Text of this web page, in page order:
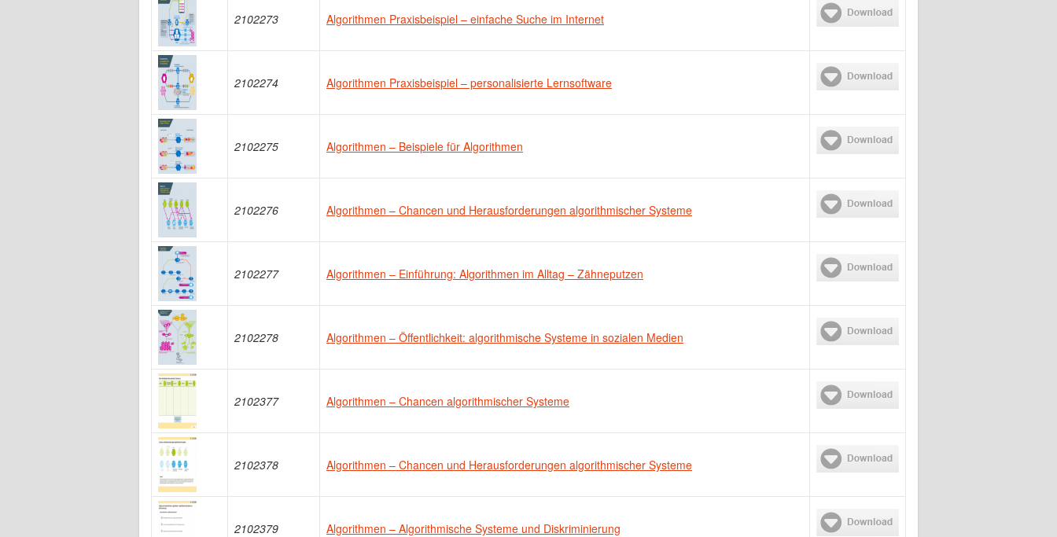
2102273 Algorithmen Praxisbeispiel – einfache Suche im Internet
2102274 Algorithmen Praxisbeispiel – personalisierte Lernsoftware
2102275 Algorithmen – Beispiele für Algorithmen
2102276 Algorithmen – Chancen und Herausforderungen algorithmischer Systeme
2102277 Algorithmen – Einführung: Algorithmen im Alltag – Zähneputzen
2102278 Algorithmen – Öffentlichkeit: algorithmische Systeme in sozialen Medien
2102377 Algorithmen – Chancen algorithmischer Systeme
2102378 Algorithmen – Chancen und Herausforderungen algorithmischer Systeme
2102379 Algorithmen – Algorithmische Systeme und Diskriminierung